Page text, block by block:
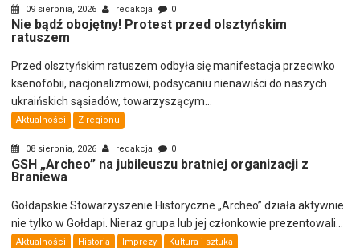
09 sierpnia, 2026 redakcja 0
Nie bądź obojętny! Protest przed olsztyńskim
ratuszem
Przed olsztyńskim ratuszem odbyła się manifestacja przeciwko
ksenofobii, nacjonalizmowi, podsycaniu nienawiści do naszych
ukraińskich sąsiadów, towarzyszącym...
Aktualności Z regionu
08 sierpnia, 2026 redakcja 0
GSH „Archeo” na jubileuszu bratniej organizacji z
Braniewa
Gołdapskie Stowarzyszenie Historyczne „Archeo” działa aktywnie
nie tylko w Gołdapi. Nieraz grupa lub jej członkowie prezentowali...
Aktualności Historia Imprezy Kultura i sztuka